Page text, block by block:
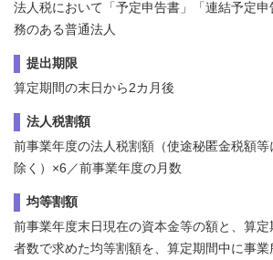
法人税において「予定申告書」「連結予定
務のある普通法人
提出期限
算定期間の末日から2カ月後
法人税割額
前事業年度の法人税割額（使途秘匿金税額
除く）×6／前事業年度の月数
均等割額
前事業年度末日現在の資本金等の額と、算
者数で求めた均等割額を、算定期間中に事